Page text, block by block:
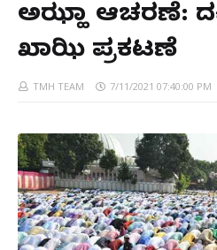
ಅಝ್ಹಾ ಆಚರಣೆ:
ಖಾಝಿ ಪ್ರಕಟಣೆ
TMH TEAM 7/11/2021 07:40:00 PM